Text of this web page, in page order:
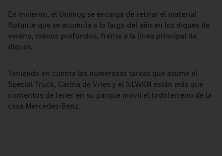
En invierno, el Unimog se encarga de retirar el material
flotante que se acumula a lo largo del año en los diques de
verano, menos profundos, frente a la línea principal de
diques.
Teniendo en cuenta las numerosas tareas que asume el
Special Truck, Carina de Vries y el NLWKN están más que
contentos de tener en su parque móvil el todoterreno de la
casa Mercedes-Benz.